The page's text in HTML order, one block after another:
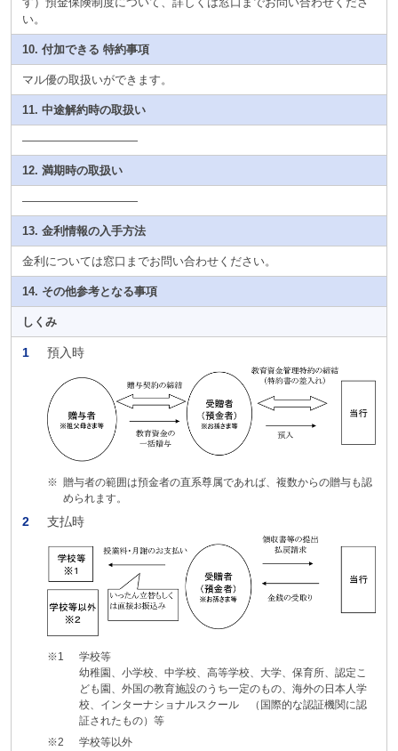
い。
10. 付加できる 特約事項
マル優の取扱いができます。
11. 中途解約時の取扱い
――――――――――
12. 満期時の取扱い
――――――――――
13. 金利情報の入手方法
金利については窓口までお問い合わせください。
14. その他参考となる事項
しくみ
1 預入時
※ 贈与者の範囲は預金者の直系尊属であれば、複数からの贈与も認
められます。
2 支払時
※1
学校等
幼稚園、小学校、中学校、高等学校、大学、保育所、認定こ
ども園、外国の教育施設のうち一定のもの、海外の日本人学
校、インターナショナルスクール （国際的な認証機関に認
証されたもの）等
※2
学校等以外